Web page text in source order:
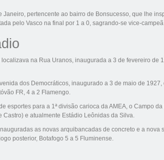
Janeiro , pertencente ao bairro de Bonsucesso , que lhe
pelo Vasco na final por 1 a 0, sagrando-se vice-campeã
na Rua Uranos, inaugurada a 3 de fevereiro de
dos Democráticos, inaugurado a 3 de maio de 1927
FR, 4 a 2 Flamengo
esportes para a 1ª divisão carioca da AMEA, o Campo
Castro) e atualmente Estádio Leônidas da Silva.
as novas arquibancadas de concreto e a nova
posterior, Botafogo 5 a 5 Fluminense